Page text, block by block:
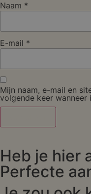
Naam *
E-mail *
Mijn naam, e-mail en
volgende keer wanneer
Heb je hier
Perfecte